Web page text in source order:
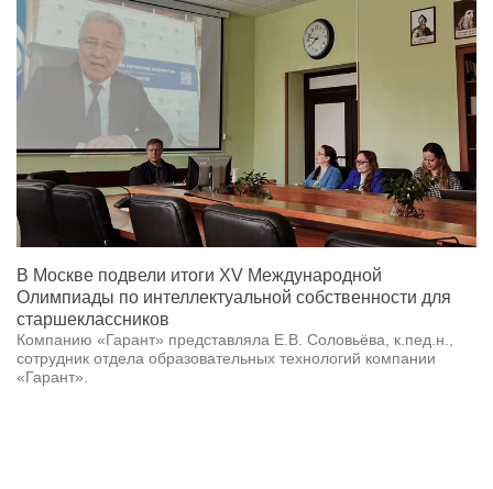
В Москве подвели итоги XV Международной
Олимпиады по интеллектуальной собственности для
старшеклассников
Компанию «Гарант» представляла Е.В. Соловьёва, к.пед.н.,
сотрудник отдела образовательных технологий компании
«Гарант».